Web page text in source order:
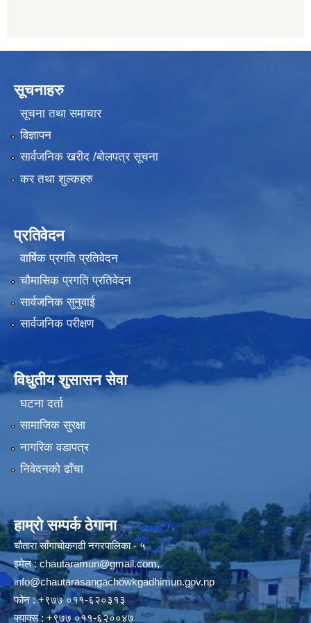
सूचनाहरु
सूचना तथा समाचार
विज्ञापन
सार्वजनिक खरीद /बोलपत्र सूचना
कर तथा शुल्कहरु
प्रतिवेदन
वार्षिक प्रगति प्रतिवेदन
चौमासिक प्रगति प्रतिवेदन
सार्वजनिक सुनुवाई
सार्वजनिक परीक्षण
विधुतीय शुसासन सेवा
घटना दर्ता
सामाजिक सुरक्षा
नागरिक वडापत्र
निवेदनको ढाँचा
हाम्रो सम्पर्क ठेगाना
चौतारा साँगाचोकगढी नगरपालिका - ५
इमेल :chautaramun@gmail.com,
info@chautarasangachowkgadhimun.gov.np
फोन : +९७७ ०११-६२०३१३
फ्याक्स : +९७७ ०११-६२००४७